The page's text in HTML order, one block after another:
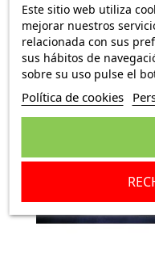
ESPEJO PARA MOTO
CON TARAS
24,90 €
Este sitio web utiliza
mejorar nuestros
relacionada con sus
sus hábitos de
sobre su uso pulse el
Política de cookies